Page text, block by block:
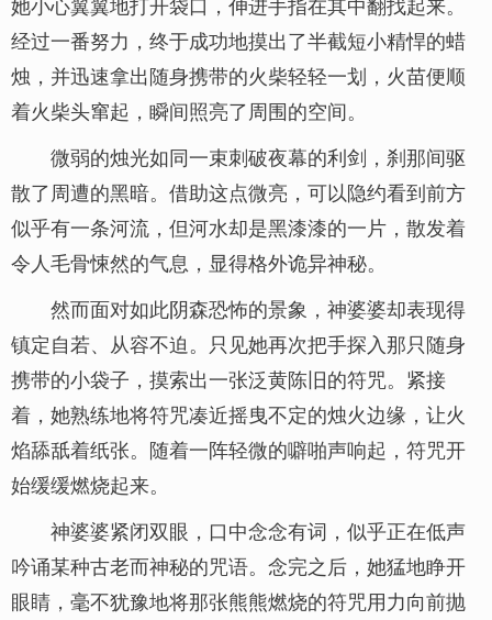
经过一番努力，终于成功地摸出了半截短小精悍的蜡
烛，并迅速拿出随身携带的火柴轻轻一划，火苗便顺
着火柴头窜起，瞬间照亮了周围的空间。
微弱的烛光如同一束刺破夜幕的利剑，刹那间驱
散了周遭的黑暗。借助这点微亮，可以隐约看到前方
似乎有一条河流，但河水却是黑漆漆的一片，散发着
令人毛骨悚然的气息，显得格外诡异神秘。
然而面对如此阴森恐怖的景象，神婆婆却表现得
镇定自若、从容不迫。只见她再次把手探入那只随身
携带的小袋子，摸索出一张泛黄陈旧的符咒。紧接
着，她熟练地将符咒凑近摇曳不定的烛火边缘，让火
焰舔舐着纸张。随着一阵轻微的噼啪声响起，符咒开
始缓缓燃烧起来。
神婆婆紧闭双眼，口中念念有词，似乎正在低声
吟诵某种古老而神秘的咒语。念完之后，她猛地睁开
眼睛，毫不犹豫地将那张熊熊燃烧的符咒用力向前抛